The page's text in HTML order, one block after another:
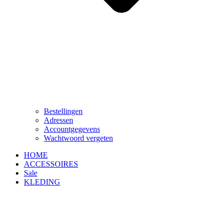
Bestellingen
Adressen
Accountgegevens
Wachtwoord vergeten
HOME
ACCESSOIRES
Sale
KLEDING